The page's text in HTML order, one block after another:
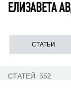
ЕЛИЗАВЕТА
СТАТЬИ
СТАТЕЙ: 552